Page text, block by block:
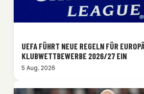
UEFA FÜHRT NEUE REGELN FÜR
KLUBWETTBEWERBE 2026/27 EIN
5 Aug. 2026